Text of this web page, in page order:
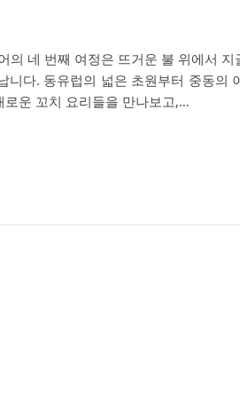
의 네 번째 여정은 뜨거운 불 위에서 지
니다. 동유럽의 넓은 초원부터 중동의
로운 꼬치 요리들을 만나보고,…